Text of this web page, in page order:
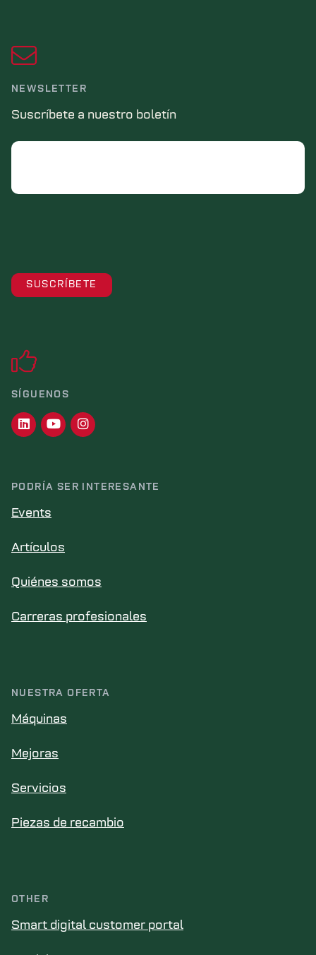
NEWSLETTER
Suscríbete a nuestro boletín
Email
SÍGUENOS
PODRÍA SER INTERESANTE
Events
Artículos
Quiénes somos
Carreras profesionales
NUESTRA OFERTA
Máquinas
Mejoras
Servicios
Piezas de recambio
OTHER
Smart digital customer portal